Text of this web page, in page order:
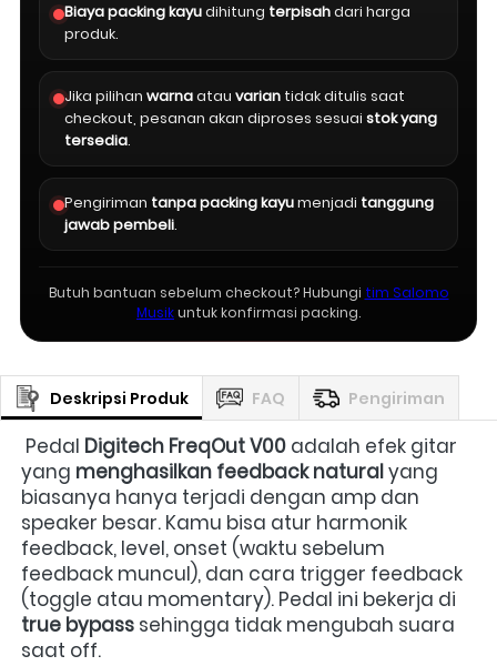
Biaya packing kayudihitung terpisahdari harga
produk.
Jika pilihan warnaatau varian tidak ditulis saat
checkout, pesanan akan diproses sesuai stok yang
tersedia.
Pengiriman tanpa packing kayumenjadi tanggung
jawab pembeli.
Butuh bantuan sebelum checkout? Hubungi tim Salomo
Musikuntuk konfirmasi packing.
Deskripsi Produk FAQ Pengiriman
Pedal Digitech FreqOut V00 adalah efek gitar
yang menghasilkan feedback natural yang
biasanya hanya terjadi dengan amp dan
speaker besar. Kamu bisa atur harmonik
feedback, level, onset (waktu sebelum
feedback muncul), dan cara trigger feedback
true bypass sehingga tidak mengubah suara
saat off.